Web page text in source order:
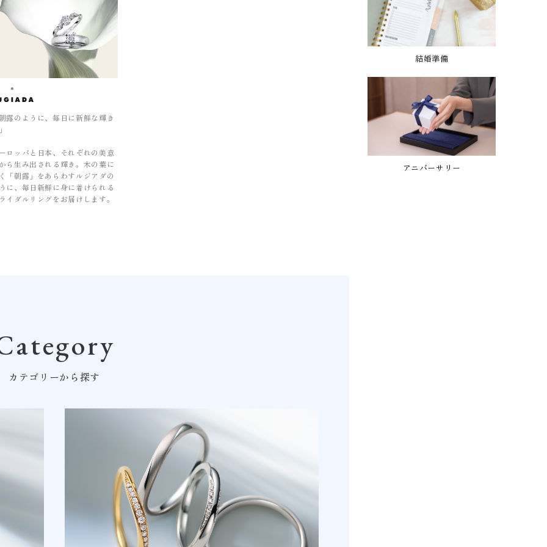
朝露のように、毎日に新鮮な輝き
ロッパと日本、それぞれの美意
ら生み出される輝き。木の葉に
「朝露」をあらわすルジアダの
に、毎日新鮮に身に着けられる
イダルリングをお届けします。
カテゴリーから探す
結婚準備
アニバーサリー